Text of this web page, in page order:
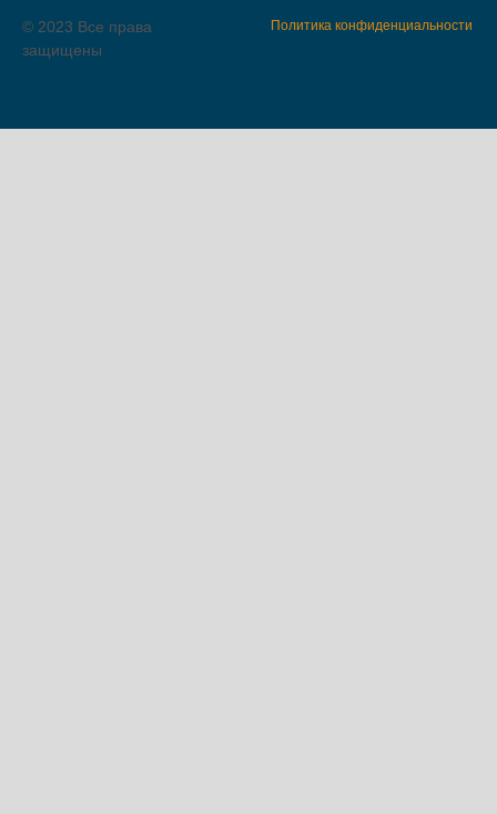
© 2023 Все права
защищены
Политика конфиденциальности